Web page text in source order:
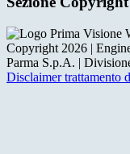
Copyright 2026 |
Parma S.p.A. |
Disclaimer trattamento